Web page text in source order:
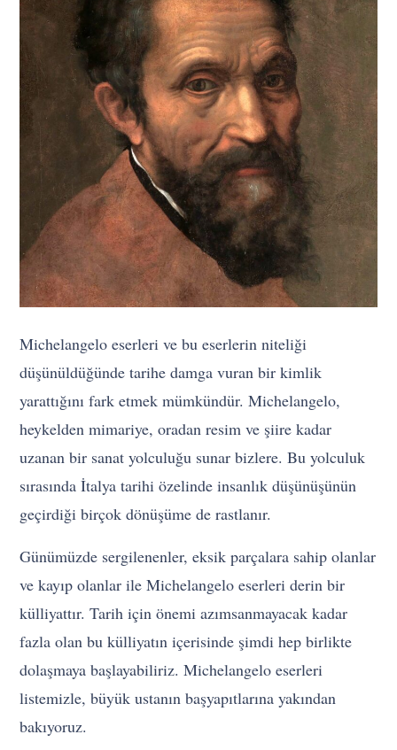
Michelangelo eserleri ve bu eserlerin niteliği
düşünüldüğünde tarihe damga vuran bir kimlik
yarattığını fark etmek mümkündür. Michelangelo,
heykelden mimariye, oradan resim ve şiire kadar
uzanan bir sanat yolculuğu sunar bizlere. Bu yolculuk
sırasında İtalya tarihi özelinde insanlık düşünüşünün
geçirdiği birçok dönüşüme de rastlanır.
Günümüzde sergilenenler, eksik parçalara sahip olanlar
ve kayıp olanlar ile Michelangelo eserleri derin bir
külliyattır. Tarih için önemi azımsanmayacak kadar
fazla olan bu külliyatın içerisinde şimdi hep birlikte
dolaşmaya başlayabiliriz. Michelangelo eserleri
listemizle, büyük ustanın başyapıtlarına yakından
bakıyoruz.